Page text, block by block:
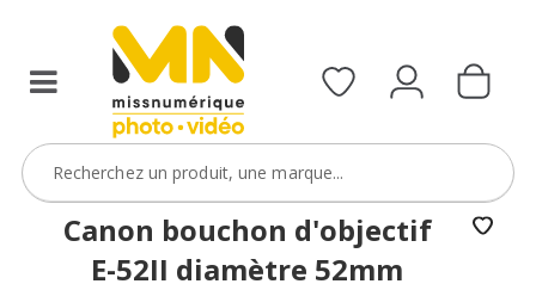
Canon bouchon d'objectif
E-52II diamètre 52mm